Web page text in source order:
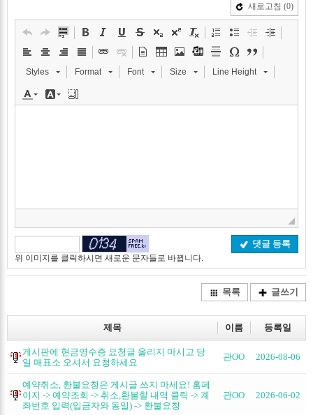
새로고침 (0)
Styles Format Font Size Line Height
위 이미지를 클릭하시면 새로운 문자들로 바뀝니다.
댓글 등록
목록 글쓰기
제목 이름 등록일
게시판에 현금영수증 요청글 올리지 마시고 당
일 매표소 오셔서 요청하세요
관OO 2026-08-06
예약취소, 환불요청은 게시글 쓰지 마세요! 홈페
이지 -> 예약조회 -> 취소,환불할 내역 클릭 -> 계
좌번호 입력(입금자와 동일) -> 환불요청
관OO 2026-06-02